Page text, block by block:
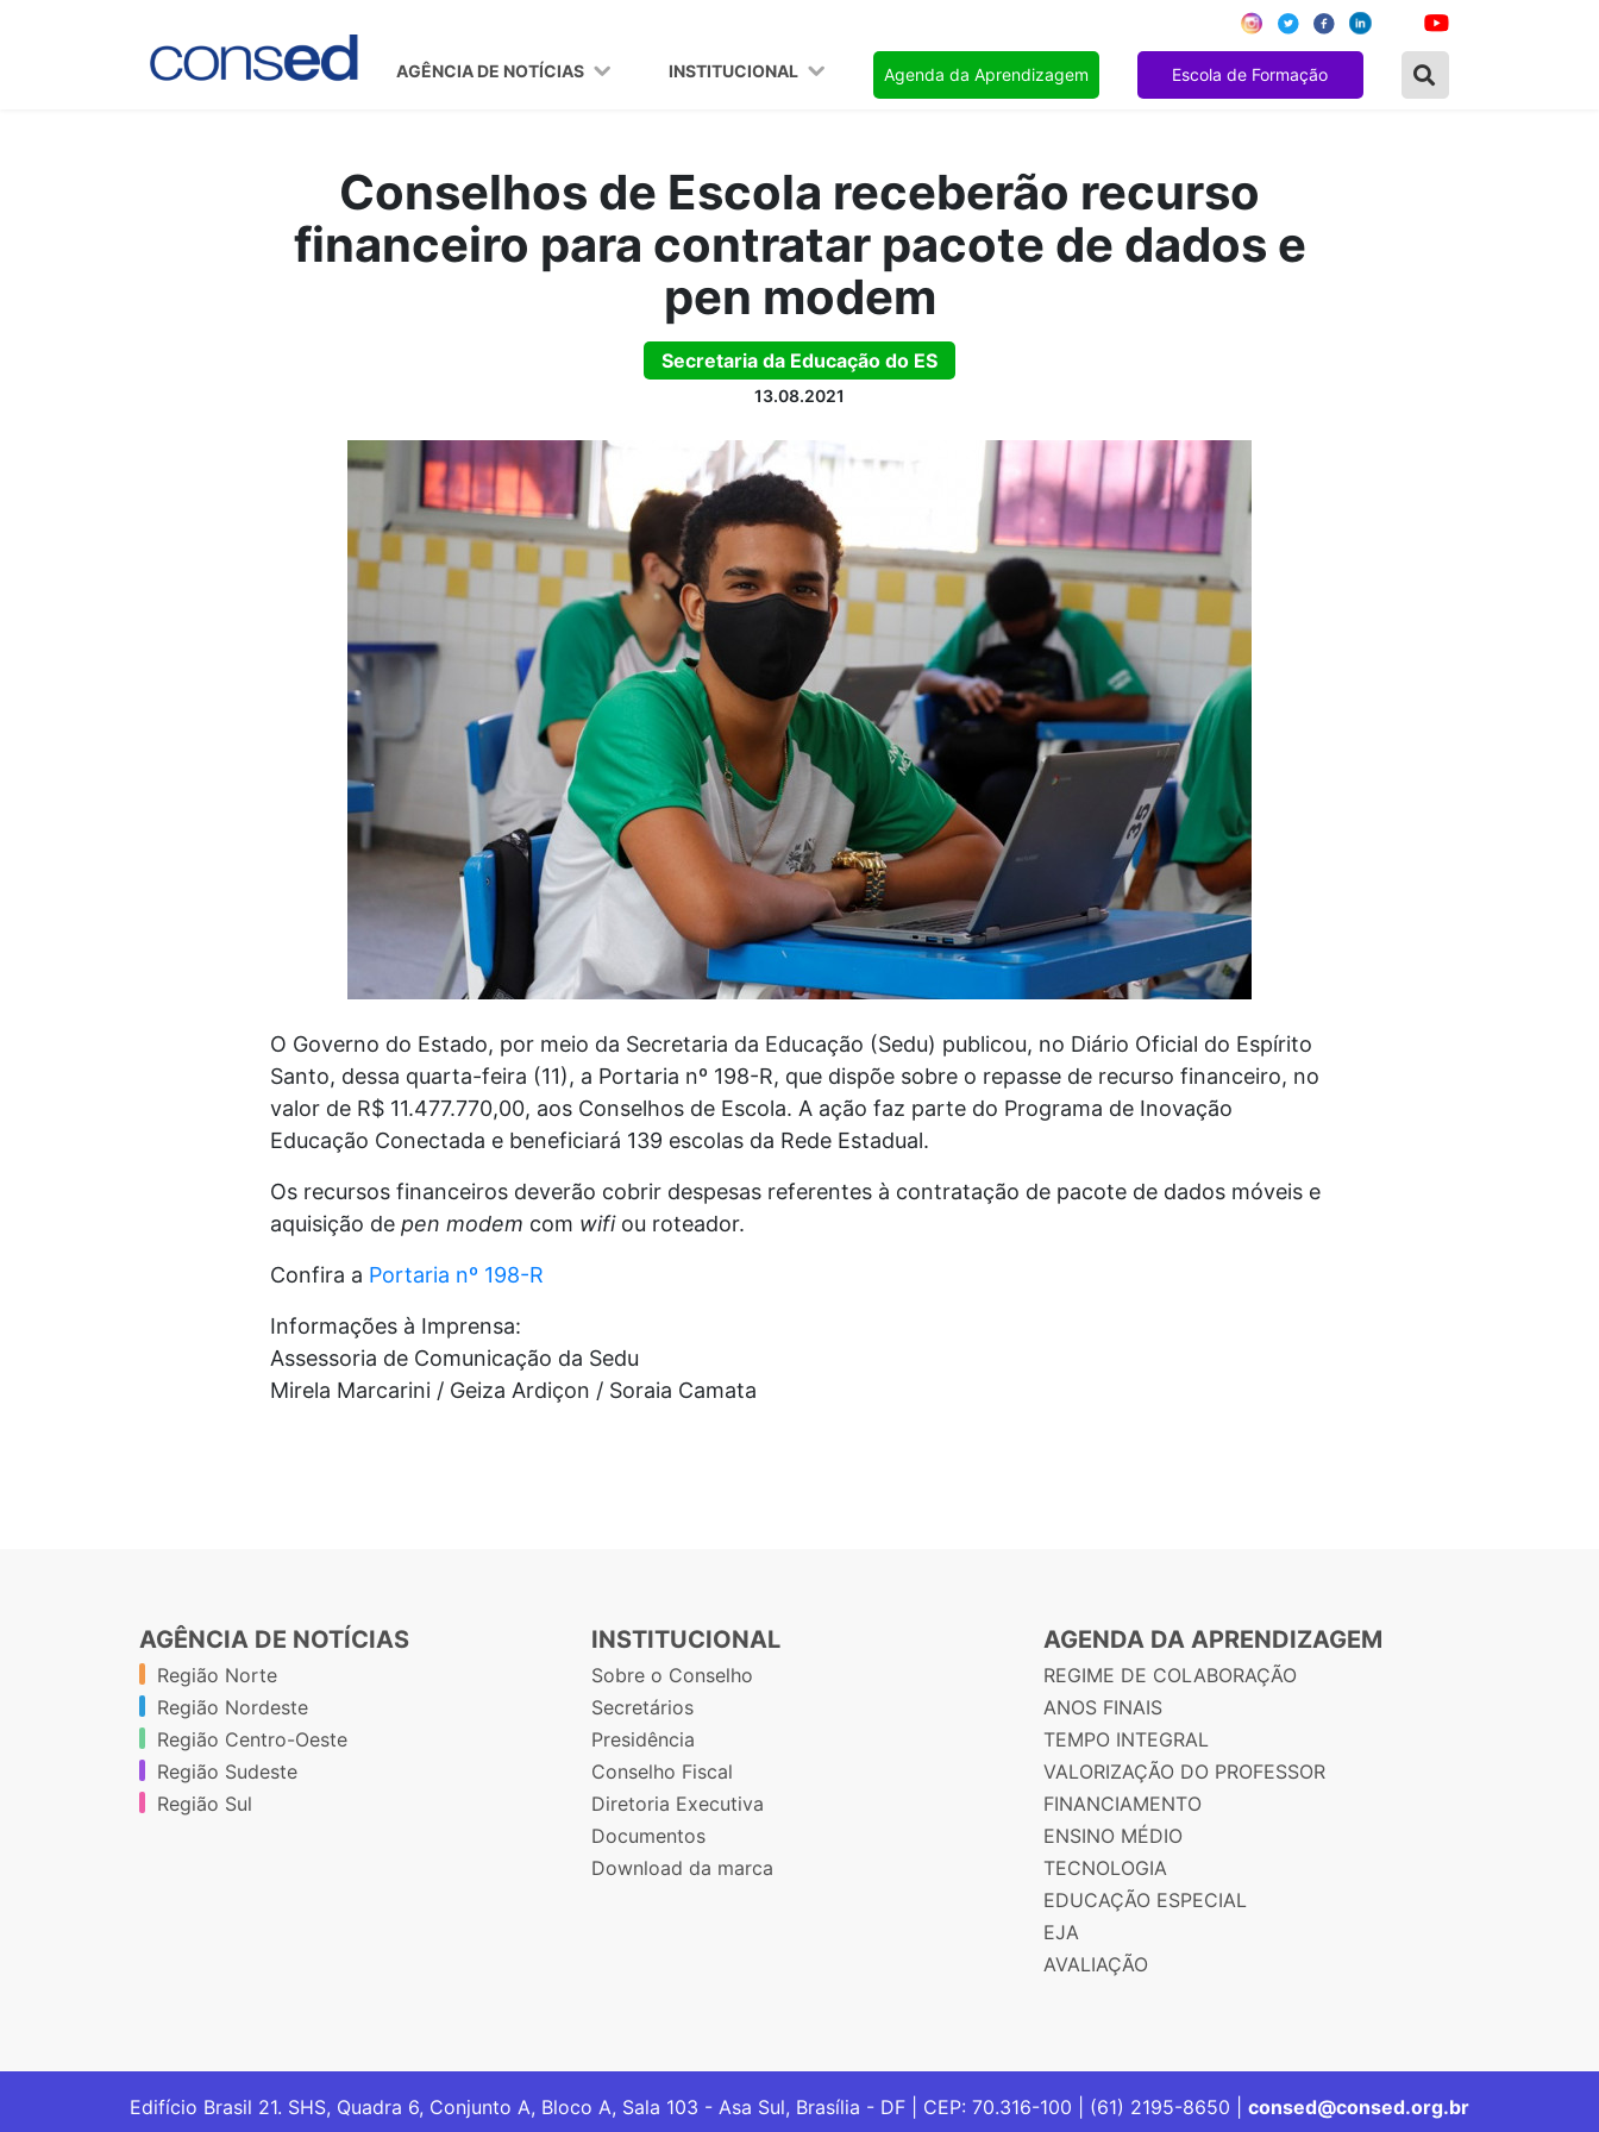
AGÊNCIA DE NOTÍCIAS INSTITUCIONAL Agenda da Aprendizagem Escola de Formação
Conselhos de Escola receberão recurso
financeiro para contratar pacote de dados e
pen modem
Secretaria da Educação do ES
13.08.2021
O Governo do Estado, por meio da Secretaria da Educação (Sedu) publicou, no Diário Oficial do Espírito
Santo, dessa quarta-feira (11), a Portaria nº 198-R, que dispõe sobre o repasse de recurso financeiro, no
valor de R$ 11.477.770,00, aos Conselhos de Escola. A ação faz parte do Programa de Inovação
Educação Conectada e beneficiará 139 escolas da Rede Estadual.
Os recursos financeiros deverão cobrir despesas referentes à contratação de pacote de dados móveis e
aquisição de pen modem com wifiou roteador.
Confira a Portaria nº 198-R
Informações à Imprensa:
Assessoria de Comunicação da Sedu
Mirela Marcarini / Geiza Ardiçon / Soraia Camata
AGÊNCIA DE NOTÍCIAS
Região Norte
Região Nordeste
Região Centro-Oeste
Região Sudeste
Região Sul
INSTITUCIONAL
Sobre o Conselho
Secretários
Presidência
Conselho Fiscal
Diretoria Executiva
Documentos
Download da marca
AGENDA DA APRENDIZAGEM
REGIME DE COLABORAÇÃO
ANOS FINAIS
TEMPO INTEGRAL
VALORIZAÇÃO DO PROFESSOR
FINANCIAMENTO
ENSINO MÉDIO
TECNOLOGIA
EDUCAÇÃO ESPECIAL
EJA
AVALIAÇÃO
Edifício Brasil 21. SHS, Quadra 6, Conjunto A, Bloco A, Sala 103 - Asa Sul, Brasília - DF | CEP: 70.316-100 | (61) 2195-8650 | consed@consed.org.br